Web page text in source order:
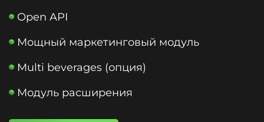
Open API
Мощный маркетинговый модуль
Multi beverages (опция)
Модуль расширения